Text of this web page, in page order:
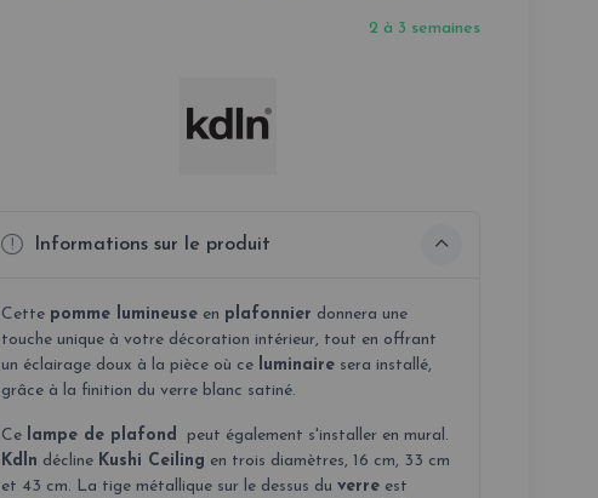
2 à 3 semaines
Informations sur le produit
Cette pomme lumineuseen plafonnier donnera une
touche unique à votre décoration intérieur, tout en offrant
un éclairage doux à la pièce où ce luminairesera installé,
grâce à la finition du verre blanc satiné.
Ce lampe de plafond peut également s'installer en mural.
Kdln décline Kushi Ceiling en trois diamètres, 16 cm, 33 cm
et 43 cm. La tige métallique sur le dessus du verreest